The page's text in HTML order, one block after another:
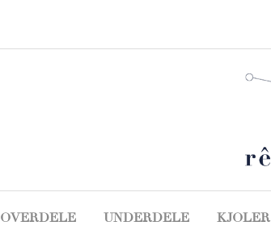
OVERDELE UNDERDELE KJOLER